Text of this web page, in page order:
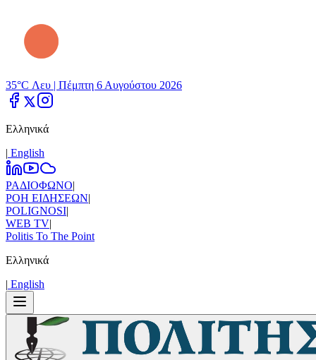
35°C Λευ | Πέμπτη 6 Αυγούστου 2026
Ελληνικά
| Εnglish
ΡΑΔΙΟΦΩΝΟ|
ΡΟΗ ΕΙΔΗΣΕΩΝ|
POLIGNOSI|
WEB TV|
Politis To The Point
Ελληνικά
| Εnglish